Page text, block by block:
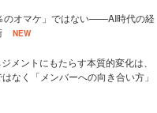
のオマケ」ではない——AI時代の経
NEW
メントにもたらす本質的変化は、
なく「メンバーへの向き合い方」